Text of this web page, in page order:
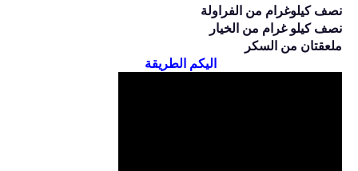
نصف كيلوغرام من الفراولة
نصف كيلو غرام من الخيار
ملعقتان من السكر
اليكم الطريقة